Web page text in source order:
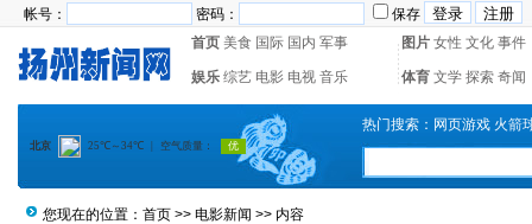
帐号： 密码：
保存
首页 美食 国际 国内 军事 图片 女性 文化 事件
娱乐 综艺 电影 电视 音乐 体育 文学 探索 奇闻
热门搜索： 网页游戏 火箭
您现在的位置： 首页 >> 电影新闻 >> 内容